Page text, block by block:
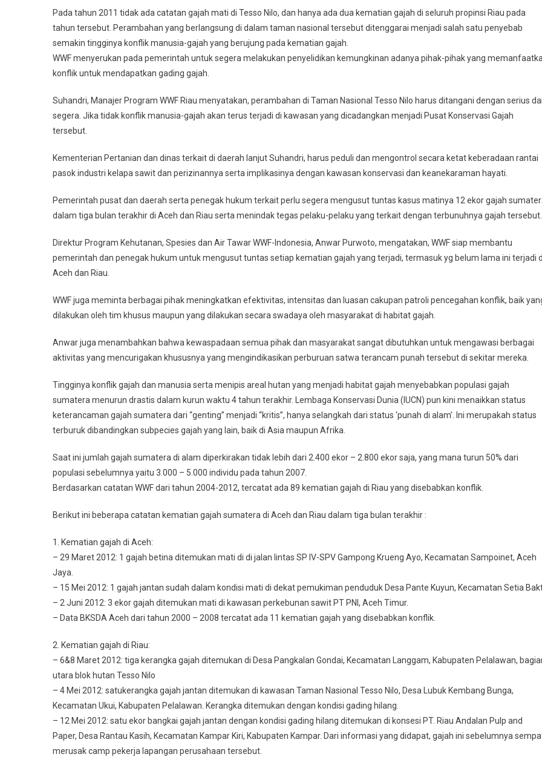
Pada tahun 2011 tidak ada catatan gajah mati di Tesso Nilo, dan hanya ada dua kematian gajah di seluruh propinsi Riau pada
tahun tersebut. Perambahan yang berlangsung di dalam taman nasional tersebut ditenggarai menjadi salah satu penyebab
semakin tingginya konflik manusia-gajah yang berujung pada kematian gajah.
WWF menyerukan pada pemerintah untuk segera melakukan penyelidikan kemungkinan adanya pihak-pihak yang
konflik untuk mendapatkan gading gajah.
Suhandri, Manajer Program WWF Riau menyatakan, perambahan di Taman Nasional Tesso Nilo harus ditangani dengan serius
segera. Jika tidak konflik manusia-gajah akan terus terjadi di kawasan yang dicadangkan menjadi Pusat Konservasi Gajah
tersebut.
Kementerian Pertanian dan dinas terkait di daerah lanjut Suhandri, harus peduli dan mengontrol secara ketat keberadaan rantai
pasok industri kelapa sawit dan perizinannya serta implikasinya dengan kawasan konservasi dan keanekaraman hayati.
Pemerintah pusat dan daerah serta penegak hukum terkait perlu segera mengusut tuntas kasus matinya 12 ekor gajah
dalam tiga bulan terakhir di Aceh dan Riau serta menindak tegas pelaku-pelaku yang terkait dengan terbunuhnya gajah tersebut.
Direktur Program Kehutanan, Spesies dan Air Tawar WWF-Indonesia, Anwar Purwoto, mengatakan, WWF siap membantu
pemerintah dan penegak hukum untuk mengusut tuntas setiap kematian gajah yang terjadi, termasuk yg belum lama ini terjadi
Aceh dan Riau.
WWF juga meminta berbagai pihak meningkatkan efektivitas, intensitas dan luasan cakupan patroli pencegahan konflik, baik
dilakukan oleh tim khusus maupun yang dilakukan secara swadaya oleh masyarakat di habitat gajah.
Anwar juga menambahkan bahwa kewaspadaan semua pihak dan masyarakat sangat dibutuhkan untuk mengawasi berbagai
aktivitas yang mencurigakan khususnya yang mengindikasikan perburuan satwa terancam punah tersebut di sekitar mereka.
Tingginya konflik gajah dan manusia serta menipis areal hutan yang menjadi habitat gajah menyebabkan populasi gajah
sumatera menurun drastis dalam kurun waktu 4 tahun terakhir. Lembaga Konservasi Dunia (IUCN) pun kini menaikkan status
keterancaman gajah sumatera dari “genting” menjadi “kritis”, hanya selangkah dari status ‘punah di alam’. Ini merupakah status
terburuk dibandingkan subpecies gajah yang lain, baik di Asia maupun Afrika.
Saat ini jumlah gajah sumatera di alam diperkirakan tidak lebih dari 2.400 ekor – 2.800 ekor saja, yang mana turun 50% dari
populasi sebelumnya yaitu 3.000 – 5.000 individu pada tahun 2007.
Berdasarkan catatan WWF dari tahun 2004-2012, tercatat ada 89 kematian gajah di Riau yang disebabkan konflik.
Berikut ini beberapa catatan kematian gajah sumatera di Aceh dan Riau dalam tiga bulan terakhir :
1. Kematian gajah di Aceh:
– 29 Maret 2012: 1 gajah betina ditemukan mati di di jalan lintas SP IV-SPV Gampong Krueng Ayo, Kecamatan Sampoinet, Aceh
Jaya.
– 15 Mei 2012: 1 gajah jantan sudah dalam kondisi mati di dekat pemukiman penduduk Desa Pante Kuyun, Kecamatan Setia
– 2 Juni 2012: 3 ekor gajah ditemukan mati di kawasan perkebunan sawit PT PNI, Aceh Timur.
– Data BKSDA Aceh dari tahun 2000 – 2008 tercatat ada 11 kematian gajah yang disebabkan konflik.
2. Kematian gajah di Riau:
– 6&8 Maret 2012: tiga kerangka gajah ditemukan di Desa Pangkalan Gondai, Kecamatan Langgam, Kabupaten Pelalawan,
utara blok hutan Tesso Nilo
– 4 Mei 2012: satukerangka gajah jantan ditemukan di kawasan Taman Nasional Tesso Nilo, Desa Lubuk Kembang Bunga,
Kecamatan Ukui, Kabupaten Pelalawan. Kerangka ditemukan dengan kondisi gading hilang.
– 12 Mei 2012: satu ekor bangkai gajah jantan dengan kondisi gading hilang ditemukan di konsesi PT. Riau Andalan Pulp and
Paper, Desa Rantau Kasih, Kecamatan Kampar Kiri, Kabupaten Kampar. Dari informasi yang didapat, gajah ini sebelumnya
merusak camp pekerja lapangan perusahaan tersebut.